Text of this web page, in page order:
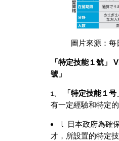
圖片來源：每
「特定技能１號」
號」
1、 「特定技能１号
有一定經驗和特定
l 日本政府為確
才，所設置的特定